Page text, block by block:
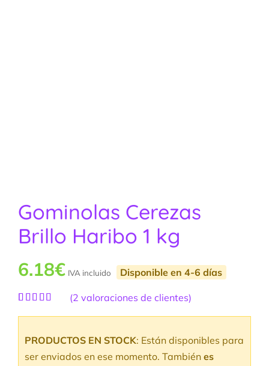
Gominolas Cerezas
Brillo Haribo 1 kg
6.18€ IVA incluido Disponible en 4-6 días
valoraciones
(2 valoraciones de clientes)
PRODUCTOS EN STOCK: Están disponibles para
ser enviados en ese momento. También es